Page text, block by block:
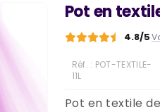
Pot en
4.8/5
Réf. : POT-TEXTILE-
11L
Pot en textile